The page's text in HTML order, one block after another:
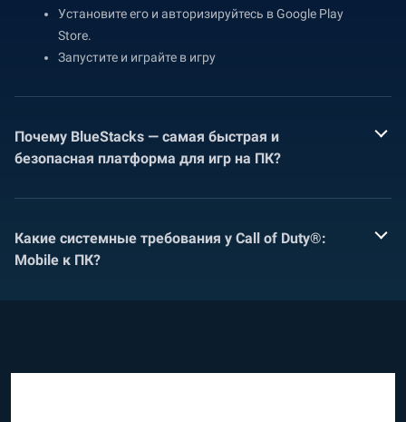
Установите его и авторизируйтесь в Google Play
Store.
Запустите и играйте в игру
Почему BlueStacks — самая быстрая и
безопасная платформа для игр на ПК?
Какие системные требования у Call of Duty®:
Mobile к ПК?